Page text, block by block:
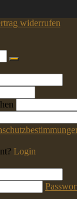
widerrufen
Login